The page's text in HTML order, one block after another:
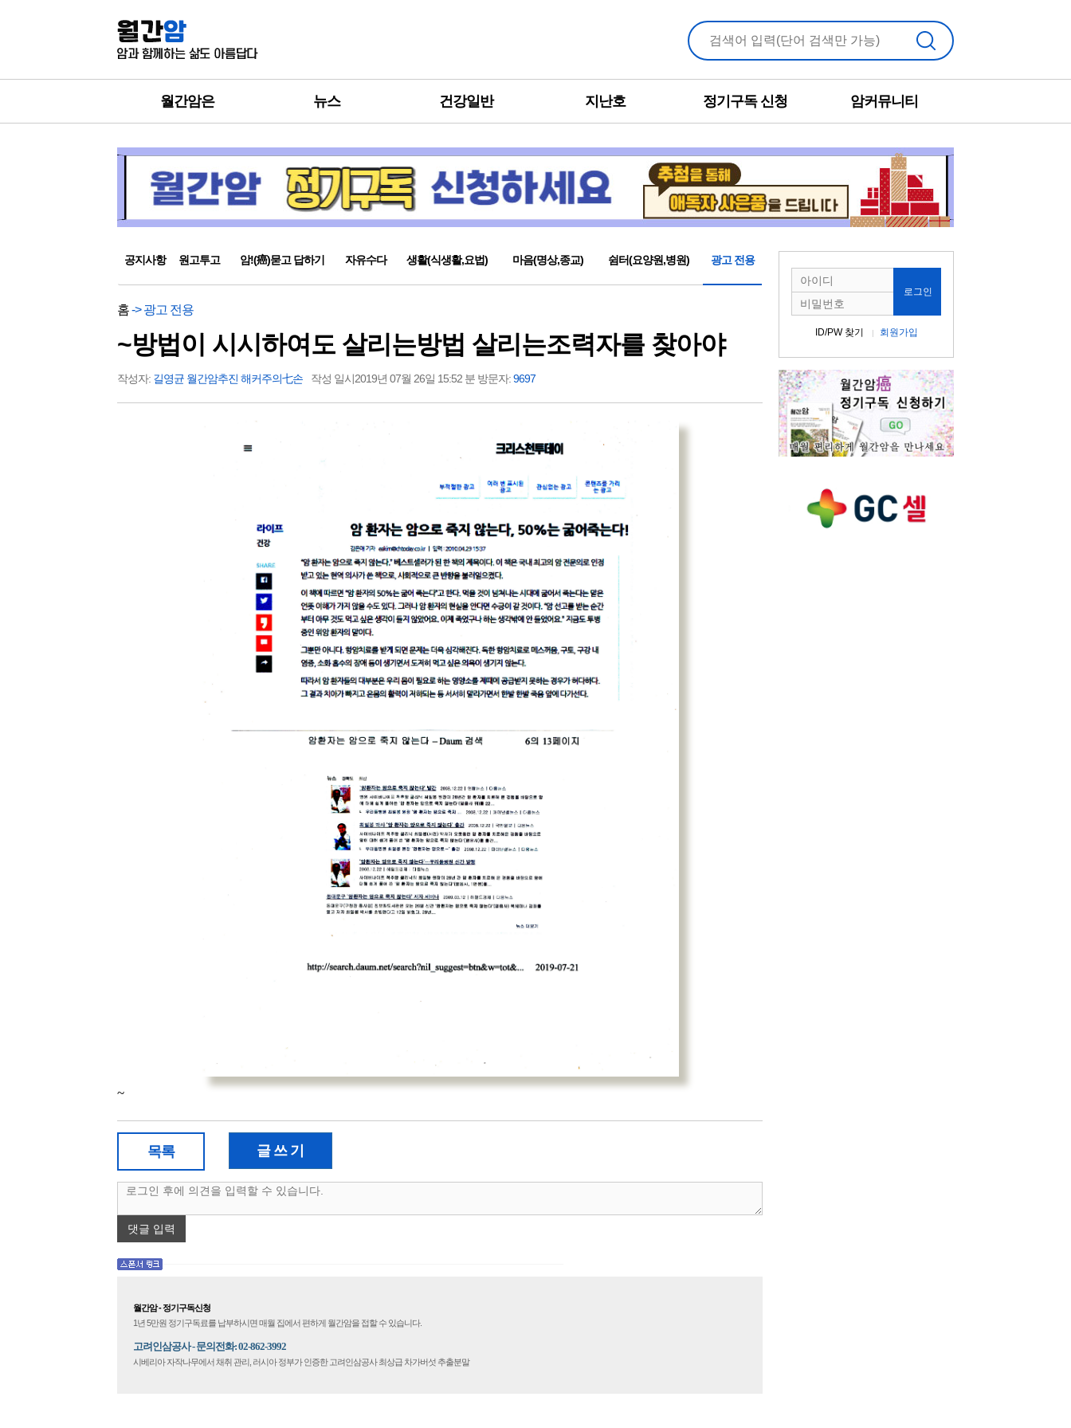
검색
월간암은 뉴스 건강일반 지난호 정기구독 신청 암커뮤니티
공지사항 원고투고 암!(癌)묻고 답하기 자유수다 생활(식생활,요법) 마음(명상,종교) 쉼터(요양원,병원) 광고 전용
홈-> 광고 전용
~방법이 시시하여도 살리는방법 살리는조력자를 찾아야
작성자: 길영균 월간암추진 해커주의七손 작성 일시2019년 07월 26일 15:52 분 방문자:9697
~
목록 글 쓰 기
댓글 입력
월간암 - 정기구독신청
1년 5만원 정기구독료를 납부하시면 매월 집에서 편하게 월간암을 접할 수 있습니다.
고려인삼공사 - 문의전화: 02-862-3992
시베리아 자작나무에서 채취 관리, 러시아 정부가 인증한 고려인삼공사 최상급 차가버섯 추출분말
로그인
ID/PW 찾기 회원가입